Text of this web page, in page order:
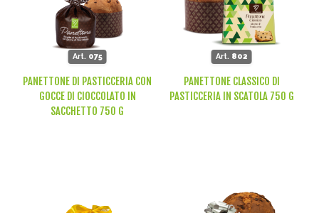
Art. 075
PANETTONE DI PASTICCERIA CON
GOCCE DI CIOCCOLATO IN
SACCHETTO 750 G
Art. 802
PANETTONE CLASSICO DI
PASTICCERIA IN SCATOLA 750 G